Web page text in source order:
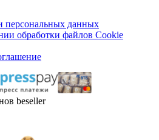
персональных данных
обработки файлов Cookie
beseller